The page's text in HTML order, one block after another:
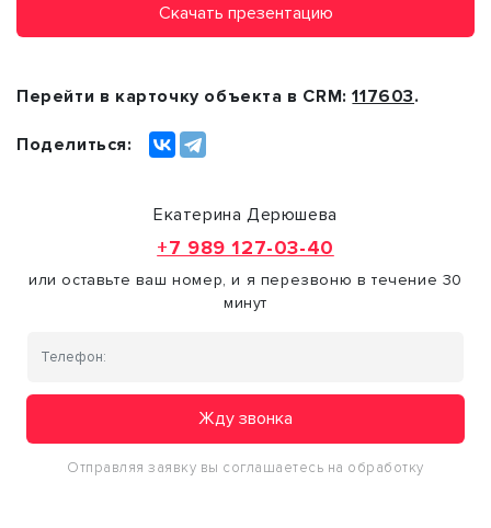
Скачать презентацию
Перейти в карточку объекта в CRM:117603.
Поделиться:
Екатерина Дерюшева
+7 989 127-03-40
или оставьте ваш номер, и я перезвоню в течение 30
минут
Жду звонка
Отправляя заявку вы соглашаетесь на обработку